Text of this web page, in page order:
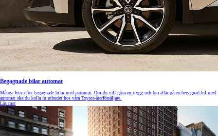
Begagnade bilar automat
Många letar efter begagnade bilar med automat. Om du vill göra en trygg och bra affär på en begagnad bil med
automat ska du kolla in utbudet hos våra Toyota-återförsäljare.
Läs mer